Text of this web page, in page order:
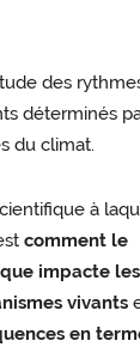
des
déterminés
du climat.
à
comment le
impacte
vivants
en